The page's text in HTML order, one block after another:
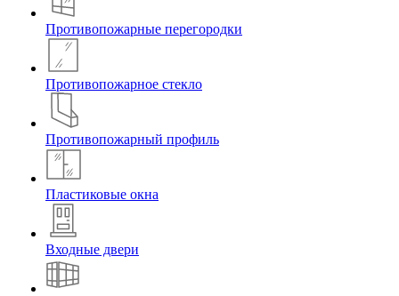
Противопожарные перегородки
Противопожарное стекло
Противопожарный профиль
Пластиковые окна
Входные двери